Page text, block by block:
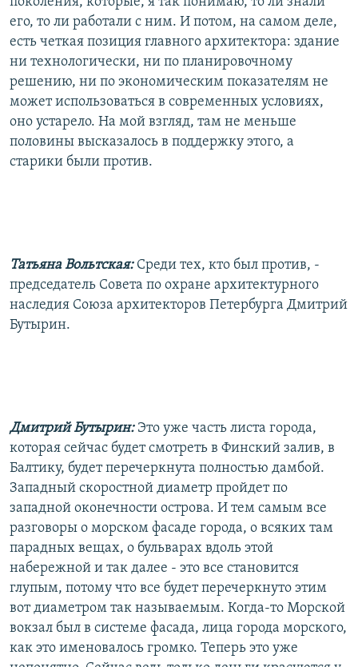
его, то ли работали с ним. И потом, на самом деле,
есть четкая позиция главного архитектора: здание
ни технологически, ни по планировочному
решению, ни по экономическим показателям не
может использоваться в современных условиях,
оно устарело. На мой взгляд, там не меньше
половины высказалось в поддержку этого, а
старики были против.
Татьяна Вольтская: Среди тех, кто был против, -
председатель Совета по охране архитектурного
наследия Союза архитекторов Петербурга Дмитрий
Бутырин.
Дмитрий Бутырин: Это уже часть листа города,
которая сейчас будет смотреть в Финский залив, в
Балтику, будет перечеркнута полностью дамбой.
Западный скоростной диаметр пройдет по
западной оконечности острова. И тем самым все
разговоры о морском фасаде города, о всяких там
парадных вещах, о бульварах вдоль этой
набережной и так далее - это все становится
глупым, потому что все будет перечеркнуто этим
вот диаметром так называемым. Когда-то Морской
вокзал был в системе фасада, лица города морского,
как это именовалось громко. Теперь это уже